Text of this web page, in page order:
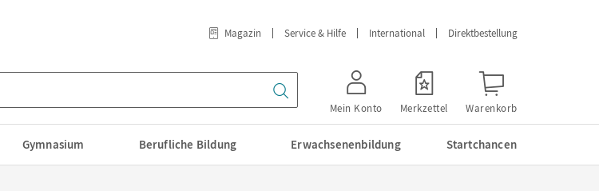
Magazin Service & Hilfe International Direktbestellung
Mein Konto Merkzettel Warenkorb
Gymnasium Berufliche Bildung Erwachsenenbildung Startchancen